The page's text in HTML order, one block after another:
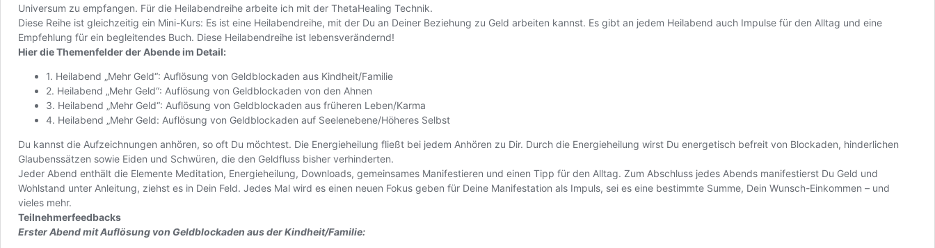
Universum zu empfangen. Für die Heilabendreihe arbeite ich mit der ThetaHealing Technik.
Diese Reihe ist gleichzeitig ein Mini-Kurs: Es ist eine Heilabendreihe, mit der Du an Deiner Beziehung zu Geld arbeiten kannst. Es gibt an jedem Heilabend auch Impulse für den Alltag und eine
Empfehlung für ein begleitendes Buch. Diese Heilabendreihe ist lebensverändernd!
Hier die Themenfelder der Abende im Detail:
1. Heilabend „Mehr Geld“: Auflösung von Geldblockaden aus Kindheit/Familie
2. Heilabend „Mehr Geld“: Auflösung von Geldblockaden von den Ahnen
3. Heilabend „Mehr Geld“: Auflösung von Geldblockaden aus früheren Leben/Karma
4. Heilabend „Mehr Geld: Auflösung von Geldblockaden auf Seelenebene/Höheres Selbst
Du kannst die Aufzeichnungen anhören, so oft Du möchtest. Die Energieheilung fließt bei jedem Anhören zu Dir. Durch die Energieheilung wirst Du energetisch befreit von Blockaden, hinderlichen
Glaubenssätzen sowie Eiden und Schwüren, die den Geldfluss bisher verhinderten.
Jeder Abend enthält die Elemente Meditation, Energieheilung, Downloads, gemeinsames Manifestieren und einen Tipp für den Alltag. Zum Abschluss jedes Abends manifestierst Du Geld und
Wohlstand unter Anleitung, ziehst es in Dein Feld. Jedes Mal wird es einen neuen Fokus geben für Deine Manifestation als Impuls, sei es eine bestimmte Summe, Dein Wunsch-Einkommen – und
vieles mehr.
Teilnehmerfeedbacks
Erster Abend mit Auflösung von Geldblockaden aus der Kindheit/Familie: